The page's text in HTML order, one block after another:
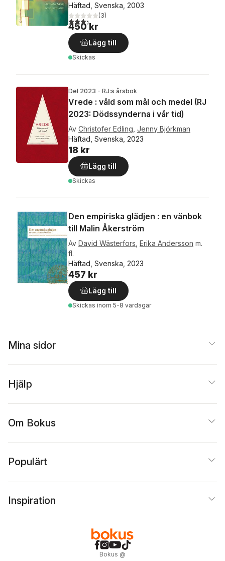
Häftad, Svenska, 2003
3,3utav 5 stjärnor. Totalt antal röster:
(3)
450 kr
Lägg till
Skickas
Del 2023 - RJ:s årsbok
Vrede : våld som mål och medel (RJ
2023: Dödssynderna i vår tid)
Av Christofer Edling Jenny Björkman
Häftad, Svenska, 2023
18 kr
Lägg till
Skickas
Den empiriska glädjen : en vänbok
till Malin Åkerström
Av David Wästerfors Erika Andersson m.
fl.
Häftad, Svenska, 2023
457 kr
Lägg till
Skickas inom 5-8 vardagar
Mina sidor
Hjälp
Om Bokus
Populärt
Inspiration
Bokus @